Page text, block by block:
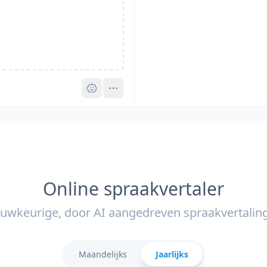
Pro
Online spraakvertaler
door AI aangedreven
Maandelijks Jaarlijks